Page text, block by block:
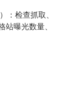
检查抓取、
曝光数量、